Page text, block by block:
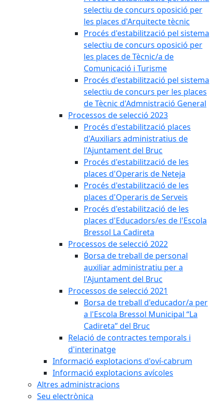
selectiu de concurs oposició per
les places d'Arquitecte tècnic
Procés d'estabilització pel sistema
selectiu de concurs oposició per
les places de Tècnic/a de
Comunicació i Turisme
Procés d'estabilització pel sistema
selectiu de concurs per les places
de Tècnic d'Admnistració General
Processos de selecció 2023
Procés d'estabilització places
d'Auxiliars administratius de
l'Ajuntament del Bruc
Procés d'estabilització de les
places d'Operaris de Neteja
Procés d'estabilització de les
places d'Operaris de Serveis
Procés d'estabilització de les
places d'Educadors/es de l'Escola
Bressol La Cadireta
Processos de selecció 2022
Borsa de treball de personal
auxiliar administratiu per a
l'Ajuntament del Bruc
Processos de selecció 2021
Borsa de treball d'educador/a per
a l'Escola Bressol Municipal “La
Cadireta” del Bruc
Relació de contractes temporals i
d'interinatge
Informació explotacions d'oví-cabrum
Informació explotacions avícoles
Altres administracions
Seu electrònica